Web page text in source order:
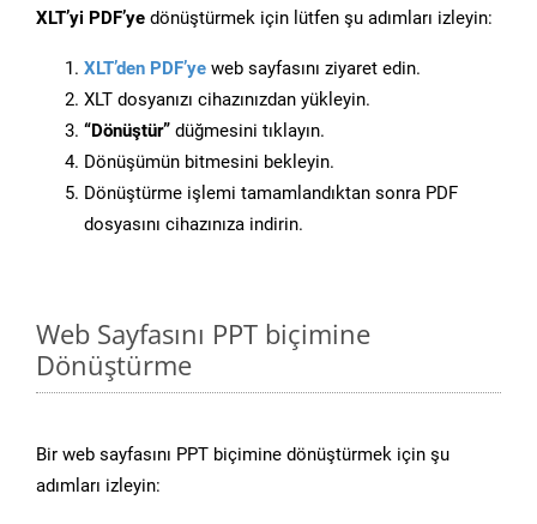
XLT’yi PDF’ye dönüştürmek için lütfen şu adımları izleyin:
XLT’den PDF’ye web sayfasını ziyaret edin.
XLT dosyanızı cihazınızdan yükleyin.
“Dönüştür” düğmesini tıklayın.
Dönüşümün bitmesini bekleyin.
Dönüştürme işlemi tamamlandıktan sonra PDF
dosyasını cihazınıza indirin.
Web Sayfasını PPT biçimine
Dönüştürme
Bir web sayfasını PPT biçimine dönüştürmek için şu
adımları izleyin: